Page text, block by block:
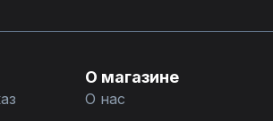
О магазине
О нас